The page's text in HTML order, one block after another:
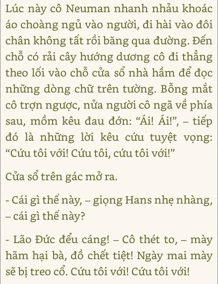
Lúc này cô Neuman nhanh nhảu khoác
áo choàng ngủ vào người, đi hài vào đôi
chân không tất rồi băng qua đường. Đến
chỗ có rải cây hướng dương cô đi thẳng
theo lối vào chỗ cửa sổ nhà hầm để đọc
những dòng chữ trên tường. Bỗng mắt
cô trợn ngược, nửa người cô ngã về phía
sau, mồm kêu đau đớn: “Ái! Ái!”, – tiếp
đó là những lời kêu cứu tuyệt vọng:
“Cứu tôi với! Cứu tôi, cứu tôi với!”
Cửa sổ trên gác mở ra.
- Cái gì thế này, – giọng Hans nhẹ nhàng,
– cái gì thế này?
- Lão Đức đểu cáng! – Cô thét to, – mày
hãm hại bà, đồ chết tiệt! Ngày mai mày
sẽ bị treo cổ. Cứu tôi với! Cứu tôi với!